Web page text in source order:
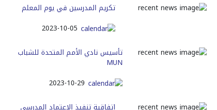
تكريم المدرسين في يوم المعلم
2023-10-05
تأسيس نادي الأمم المتحدة للشباب
MUN
2023-10-29
اتفاقية تنفيذ الاعتماد المدرسي